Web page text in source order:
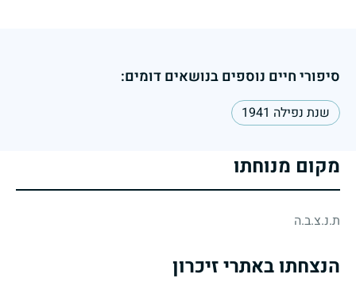
סיפורי חיים נוספים בנושאים דומים:
שנת נפילה 1941
מקום מנוחתו
ת.נ.צ.ב.ה
הנצחתו באתרי זיכרון